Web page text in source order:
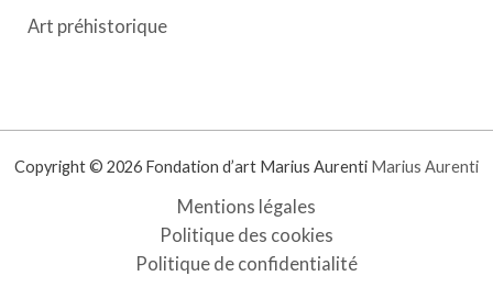
Art préhistorique
Copyright © 2026 Fondation d’art Marius Aurenti Marius Aurenti
Mentions légales
Politique des cookies
Politique de confidentialité